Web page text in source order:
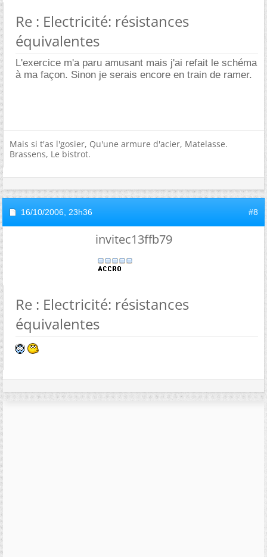
Re : Electricité: résistances
équivalentes
L'exercice m'a paru amusant mais j'ai refait le schéma
à ma façon. Sinon je serais encore en train de ramer.
Mais si t'as l'gosier, Qu'une armure d'acier, Matelasse.
Brassens, Le bistrot.
16/10/2006, 23h36 #8
invitec13ffb79
Re : Electricité: résistances
équivalentes